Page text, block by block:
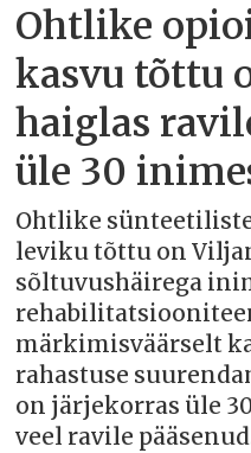
Ohtlike
kasvu tõttu
haiglas
üle 30
Ohtlike
leviku tõttu on
sõltuvushäirega
märkimisväärselt
rahastuse
on järjekorras üle
veel ravile